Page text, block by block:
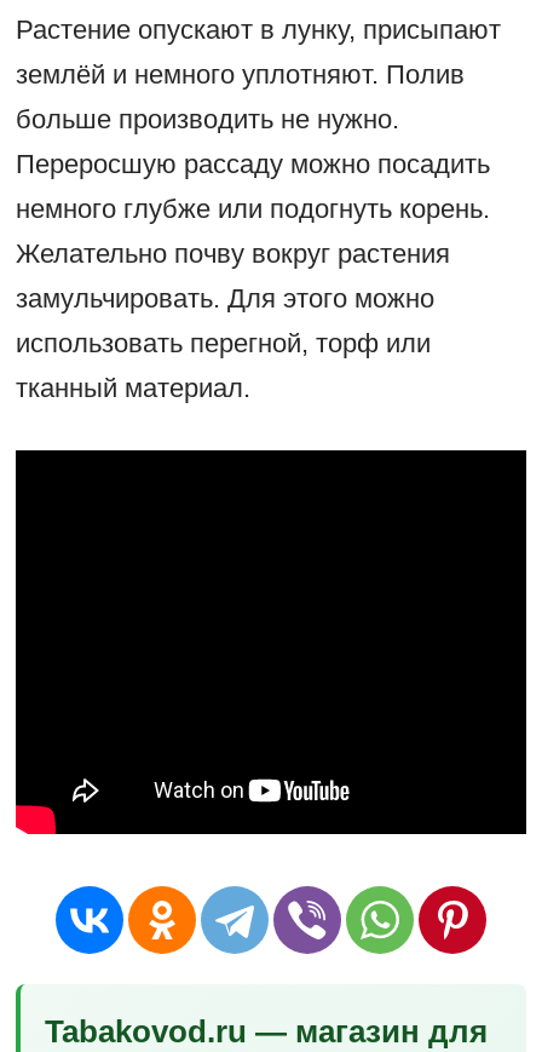
Растение опускают в лунку, присыпают
землёй и немного уплотняют. Полив
больше производить не нужно.
Переросшую рассаду можно посадить
немного глубже или подогнуть корень.
Желательно почву вокруг растения
замульчировать. Для этого можно
использовать перегной, торф или
тканный материал.
Tabakovod.ru — магазин для